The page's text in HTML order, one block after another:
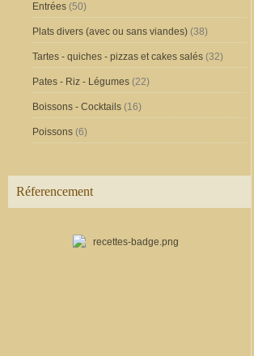
Entrées (50)
Plats divers (avec ou sans viandes) (38)
Tartes - quiches - pizzas et cakes salés (32)
Pates - Riz - Légumes (22)
Boissons - Cocktails (16)
Poissons (6)
Réferencement